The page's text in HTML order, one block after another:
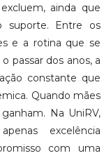
ainda que
suporte. Entre os
e a rotina que se
passar dos anos, a
constante que
Quando mães
Na UniRV,
excelência
com uma